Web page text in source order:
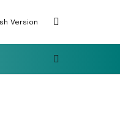
Version